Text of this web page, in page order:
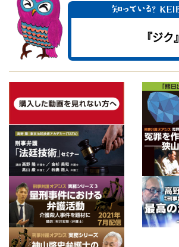
『ジク』